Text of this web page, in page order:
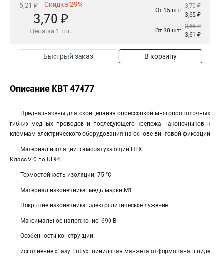
5,21 ₽ Скидка 29%
3,70 ₽
Цена за 1 шт.
От 15 шт:
3,70 ₽
3,65 ₽
От 30 шт:
3,65 ₽
3,61 ₽
Быстрый заказ В корзину
Описание КВТ 47477
Предназначены для оконцевания опрессовкой многопроволочных
гибких медных проводов и последующего крепежа наконечников к
клеммам электрического оборудования на основе винтовой фиксации
Материал изоляции: самозатухающий ПВХ.
Класс V-0 по UL94
Термостойкость изоляции: 75 °C
Материал наконечника: медь марки М1
Покрытие наконечника: электролитическое лужение
Максимальное напряжение: 690 В
Особенности конструкции:
исполнение «Easy Entry»: виниловая манжета отформована в виде